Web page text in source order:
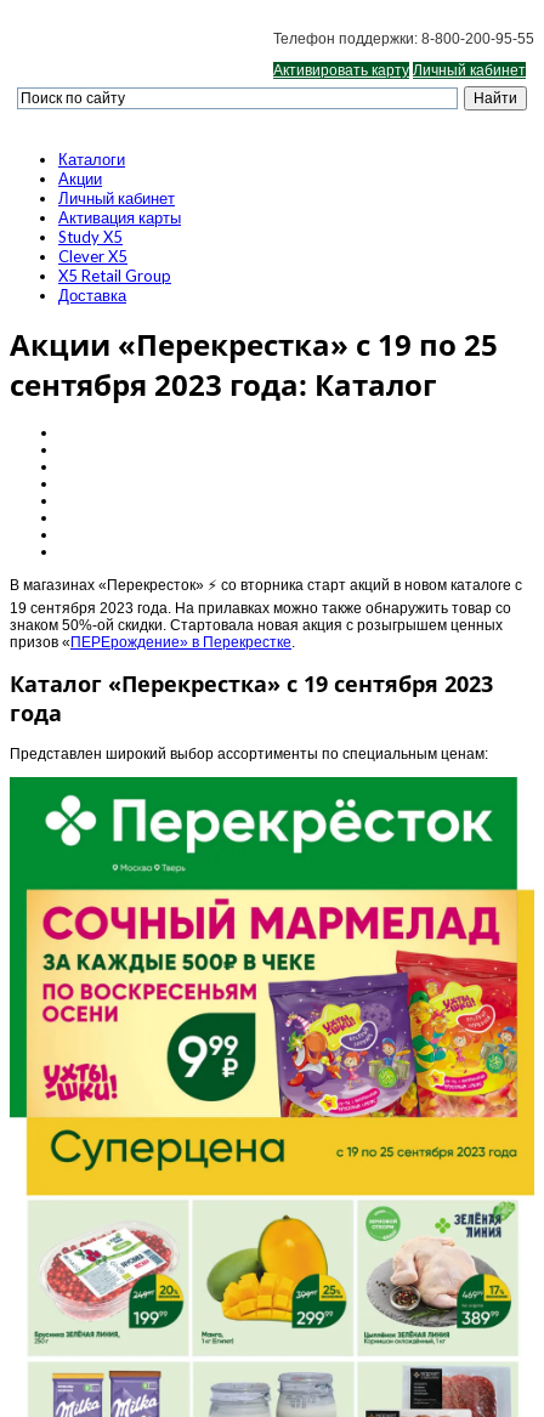
Телефон поддержки: 8-800-200-95-55
Активировать карту Личный кабинет
Каталоги
Акции
Личный кабинет
Активация карты
Study X5
Clever X5
X5 Retail Group
Доставка
Акции «Перекрестка» с 19 по 25
сентября 2023 года: Каталог
В магазинах «Перекресток» ⚡️ со вторника старт акций в новом каталоге с
19 сентября 2023 года. На прилавках можно также обнаружить товар со
знаком 50%-ой скидки. Стартовала новая акция с розыгрышем ценных
призов « ПЕРЕрождение» в Перекрестке.
Каталог «Перекрестка» с 19 сентября 2023
года
Представлен широкий выбор ассортименты по специальным ценам: